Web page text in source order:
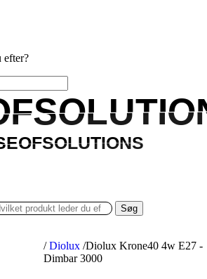
efter?
Søg
/ Diolux /Diolux Krone40 4w E27 -
Dimbar 3000